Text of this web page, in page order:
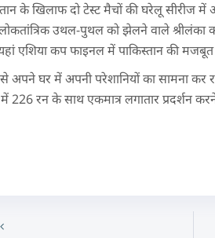
के खिलाफ दो टेस्ट मैचों की घरेलू
उथल-पुथल को झेलने वाले श्रीलंका
एशिया कप फाइनल में पाकिस्तान की मजबूत
से अपने घर में अपनी परेशानियों का सामना
226 रन के साथ एकमात्र लगातार प्रदर्शन